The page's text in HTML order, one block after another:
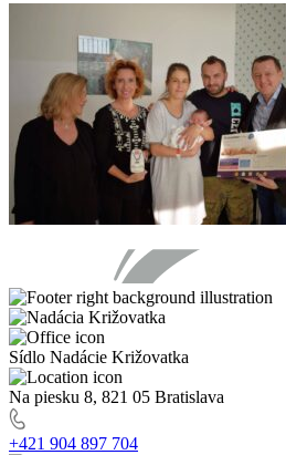
Sídlo Nadácie Križovatka
Na piesku 8, 821 05 Bratislava
+421 904 897 704